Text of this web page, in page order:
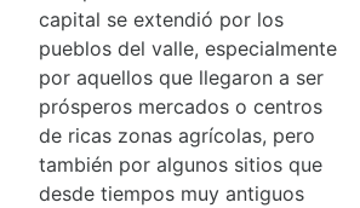
capital se extendió por los
pueblos del valle, especialmente
por aquellos que llegaron a ser
prósperos mercados o centros
de ricas zonas agrícolas, pero
también por algunos sitios que
desde tiempos muy antiguos